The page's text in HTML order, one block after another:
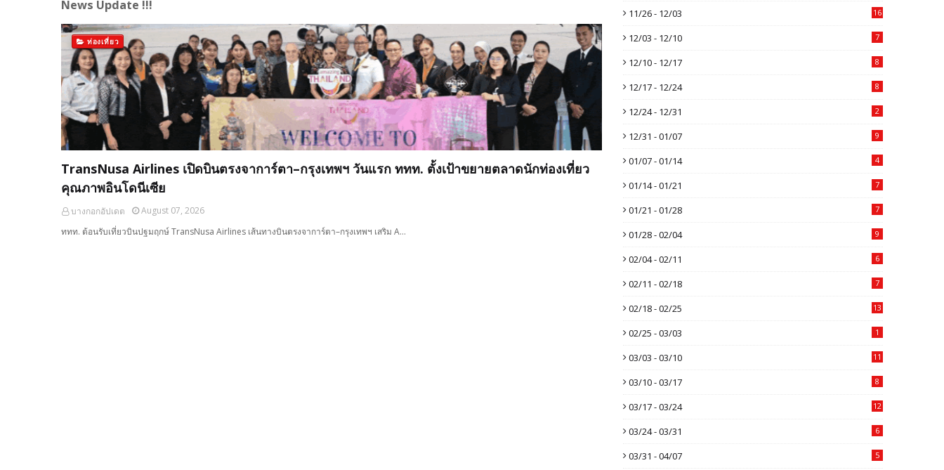
News Update !!!
ท่องเที่ยว
TransNusa Airlines เปิดบินตรงจาการ์ตา–กรุงเทพฯ วันแรก ททท. ตั้งเป้าขยายตลาดนักท่องเที่ยว
คุณภาพอินโดนีเซีย
บางกอกอัปเดต
August 07, 2026
ททท. ต้อนรับเที่ยวบินปฐมฤกษ์ TransNusa Airlines เส้นทางบินตรงจาการ์ตา–กรุงเทพฯ เสริม A…
11/26 - 12/03 16
12/03 - 12/10 7
12/10 - 12/17 8
12/17 - 12/24 8
12/24 - 12/31 2
12/31 - 01/07 9
01/07 - 01/14 4
01/14 - 01/21 7
01/21 - 01/28 7
01/28 - 02/04 9
02/04 - 02/11 6
02/11 - 02/18 7
02/18 - 02/25 13
02/25 - 03/03 1
03/03 - 03/10 11
03/10 - 03/17 8
03/17 - 03/24 12
03/24 - 03/31 6
03/31 - 04/07 5